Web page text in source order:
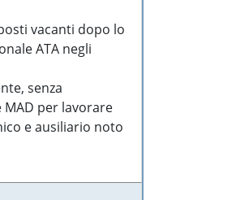
vacanti dopo lo
ATA negli
senza
per lavorare
e ausiliario noto